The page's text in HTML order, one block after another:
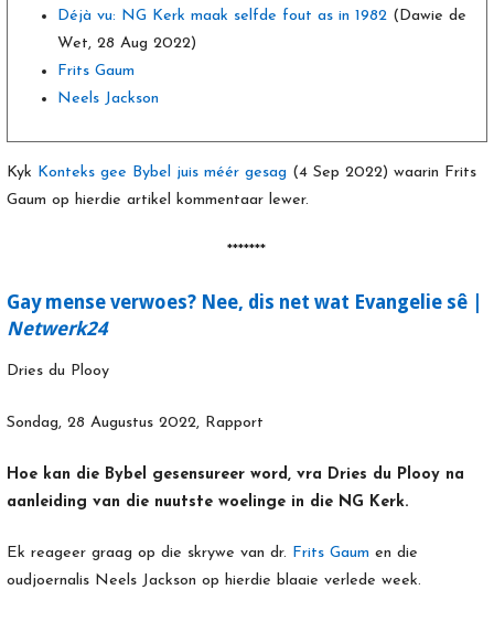
Déjà vu: NG Kerk maak selfde fout as in 1982 (Dawie de
Wet, 28 Aug 2022)
Frits Gaum
Neels Jackson
Kyk Konteks gee Bybel juis méér gesag (4 Sep 2022) waarin Frits
Gaum op hierdie artikel kommentaar lewer.
*******
Gay mense verwoes? Nee, dis net wat Evangelie sê |
Netwerk24
Dries du Plooy
Sondag, 28 Augustus 2022, Rapport
Hoe kan die Bybel gesensureer word, vra Dries du Plooy na
aanleiding van die nuutste woelinge in die NG Kerk.
Ek reageer graag op die skrywe van dr. Frits Gaum en die
oudjoernalis Neels Jackson op hierdie blaaie verlede week.